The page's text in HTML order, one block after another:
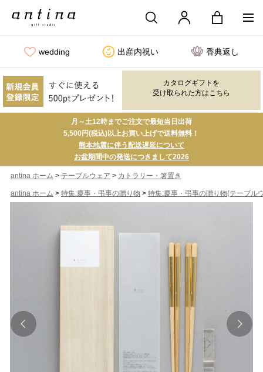
wedding 出産内祝い 香典返し
カタログギフトを
受け取られた方はこちら
月～土12時までご注文で最短当日出荷
5,500円(税込)以上お買い上げで送料無料！
熊本地震に伴う配送遅延について
お盆期間中の発送につきまして2026
antina ホーム > テーブルウェア > カトラリー・箸置き
antina ホーム > 特集:慶事・弔事の贈り物 > 特集:慶事・弔事の贈り物(テーブル